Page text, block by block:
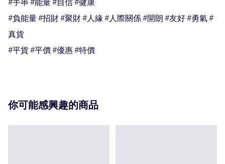
#手串 #能量 #自信 #健康
#負能量 #招財 #聚財 #人緣 #人際關係 #開朗 #友好 #勇氣 #
真貨
#平貨 #平價 #優惠 #特價
你可能感興趣的商品